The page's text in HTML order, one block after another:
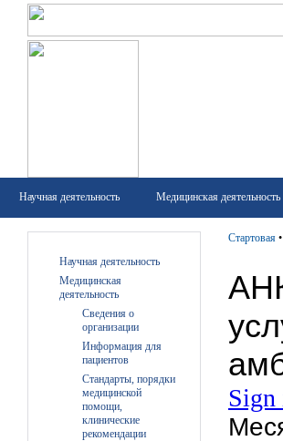
Научная деятельность Медицинская деятельность
Научная деятельность
Медицинская
деятельность
Сведения о
организации
Информация для
пациентов
Стандарты, порядки
медицинской
помощи,
клинические
рекомендации
Стартовая •